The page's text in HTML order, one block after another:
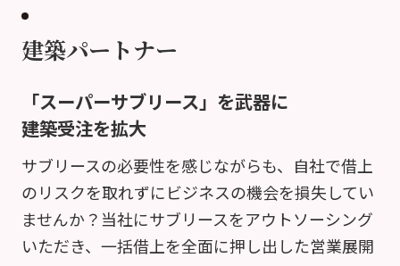
建築パートナー
「スーパーサブリース」を武器に
建築受注を拡大
サブリースの必要性を感じながらも、自社で借上
のリスクを取れずにビジネスの機会を損失してい
ませんか？当社にサブリースをアウトソーシング
いただき、一括借上を全面に押し出した営業展開